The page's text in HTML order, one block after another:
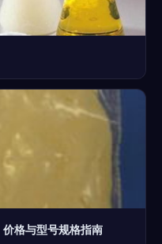
格与型号规格指南